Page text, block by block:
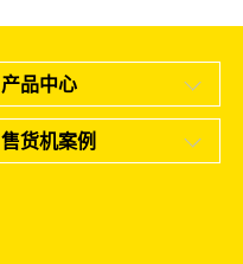
产品中心
售货机案例